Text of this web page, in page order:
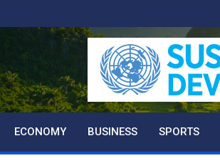
ECONOMY BUSINESS SPORTS